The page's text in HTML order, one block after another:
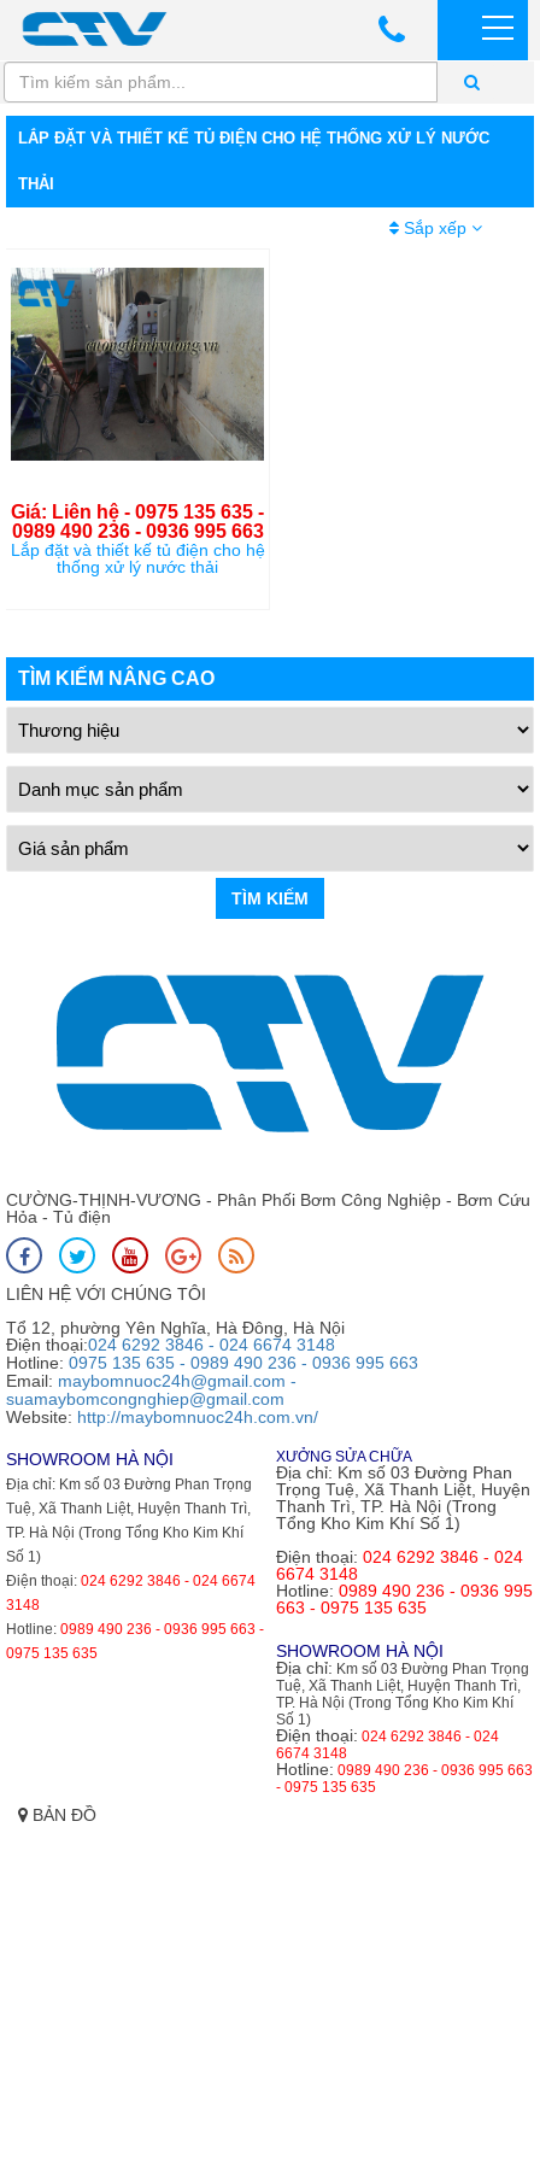
LẮP ĐẶT VÀ THIẾT KẾ TỦ ĐIỆN CHO HỆ THỐNG XỬ LÝ NƯỚC
THẢI
Sắp xếp
Giá: Liên hệ - 0975 135 635 -
0989 490 236 - 0936 995 663
Lắp đặt và thiết kế tủ điện cho hệ
thống xử lý nước thải
TÌM KIẾM NÂNG CAO
TÌM KIẾM
CƯỜNG-THỊNH-VƯƠNG - Phân Phối Bơm Công Nghiệp - Bơm Cứu
Hỏa - Tủ điện
LIÊN HỆ VỚI CHÚNG TÔI
Tổ 12, phường Yên Nghĩa, Hà Đông, Hà Nội
Điện thoại:024 6292 3846 - 024 6674 3148
Hotline: 0975 135 635 - 0989 490 236 - 0936 995 663
Email: maybomnuoc24h@gmail.com -
suamaybomcongnghiep@gmail.com
Website: http://maybomnuoc24h.com.vn/
SHOWROOM HÀ NỘI
Địa chỉ: Km số 03 Đường Phan Trọng
Tuệ, Xã Thanh Liệt, Huyện Thanh Trì,
TP. Hà Nội (Trong Tổng Kho Kim Khí
Số 1)
Điện thoại: 024 6292 3846 - 024 6674
3148
Hotline: 0989 490 236 - 0936 995 663 -
0975 135 635
XƯỞNG SỬA CHỮA
Địa chỉ: Km số 03 Đường Phan
Trọng Tuệ, Xã Thanh Liệt, Huyện
Thanh Trì, TP. Hà Nội (Trong
Tổng Kho Kim Khí Số 1)
Điện thoại: 024 6292 3846 - 024
6674 3148
Hotline: 0989 490 236 - 0936 995
663 - 0975 135 635
SHOWROOM HÀ NỘI
Địa chỉ: Km số 03 Đường Phan Trọng
Tuệ, Xã Thanh Liệt, Huyện Thanh Trì,
TP. Hà Nội (Trong Tổng Kho Kim Khí
Số 1)
Điện thoại: 024 6292 3846 - 024
6674 3148
Hotline: 0989 490 236 - 0936 995 663
- 0975 135 635
BẢN ĐỒ